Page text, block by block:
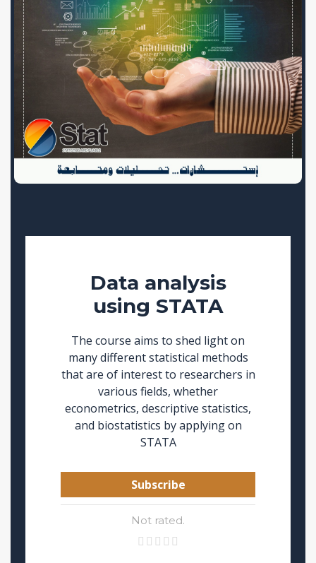
Data analysis
using STATA
The course aims to shed light on
many different statistical methods
that are of interest to researchers in
various fields, whether
econometrics, descriptive statistics,
and biostatistics by applying on
STATA
Subscribe
Not rated.